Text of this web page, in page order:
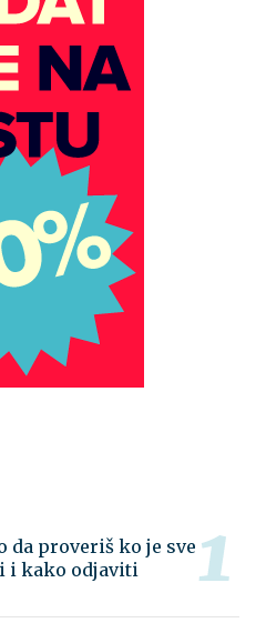
da proveriš ko je sve
i kako odjaviti